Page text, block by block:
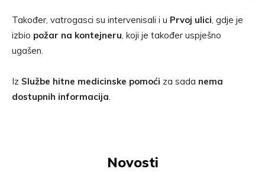
Također, vatrogasci su intervenisali i u Prvoj ulici, gdje je
izbio požar na kontejneru, koji je također uspješno
ugašen.
Iz Službe hitne medicinske pomoći za sada nema
dostupnih informacija.
Novosti